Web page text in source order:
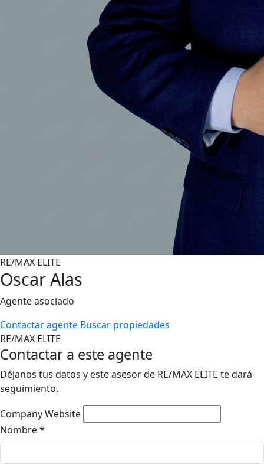
RE/MAX ELITE
Oscar Alas
Agente asociado
Contactar agente Buscar propiedades
RE/MAX ELITE
Contactar a este agente
Déjanos tus datos y este asesor de RE/MAX ELITE te dará
seguimiento.
Company Website
Nombre*